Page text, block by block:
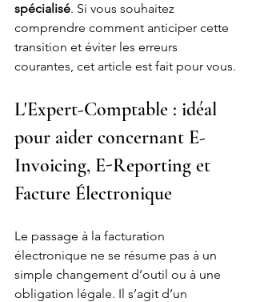
spécialisé. Si vous souhaitez
comprendre comment anticiper cette
transition et éviter les erreurs
courantes, cet article est fait pour vous.
L'Expert-Comptable : idéal
pour aider concernant E-
Invoicing, E-Reporting et
Facture Électronique
Le passage à la facturation
électronique ne se résume pas à un
simple changement d’outil ou à une
obligation légale. Il s’agit d’un